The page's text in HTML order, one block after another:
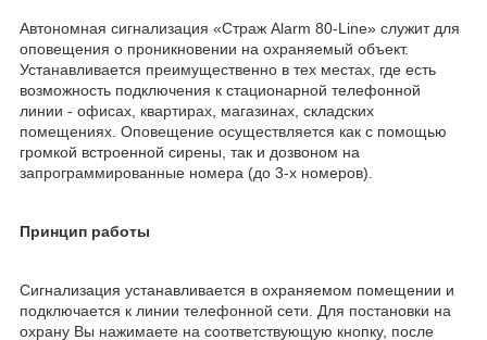
Автономная сигнализация «Страж Alarm 80-Line» служит для
оповещения о проникновении на охраняемый объект.
Устанавливается преимущественно в тех местах, где есть
возможность подключения к стационарной телефонной
линии - офисах, квартирах, магазинах, складских
помещениях. Оповещение осуществляется как с помощью
громкой встроенной сирены, так и дозвоном на
запрограммированные номера (до 3-х номеров).
Принцип работы
Сигнализация устанавливается в охраняемом помещении и
подключается к линии телефонной сети. Для постановки на
охрану Вы нажимаете на соответствующую кнопку, после